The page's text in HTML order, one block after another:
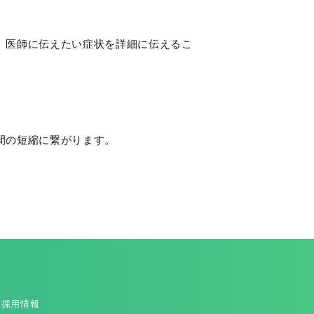
師に伝えたい症状を詳細に伝えるこ
短縮に繋がります。
採用情報